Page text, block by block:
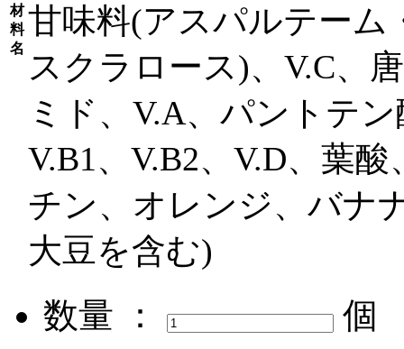
材
料
名
甘味料(アスパルテー
スクラロース)、V.C、
ミド、V.A、パントテ
V.B1、V.B2、V.D、葉
チン、オレンジ、バナ
大豆を含む)
数量 ： 個